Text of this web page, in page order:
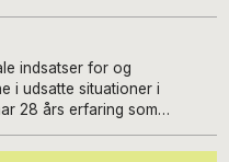
indsatser for og
i udsatte situationer i
28 års erfaring som
Kim Dang Trong.